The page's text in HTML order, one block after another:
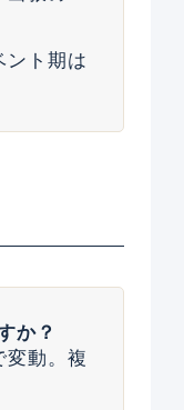
ント期は
か？
変動。複